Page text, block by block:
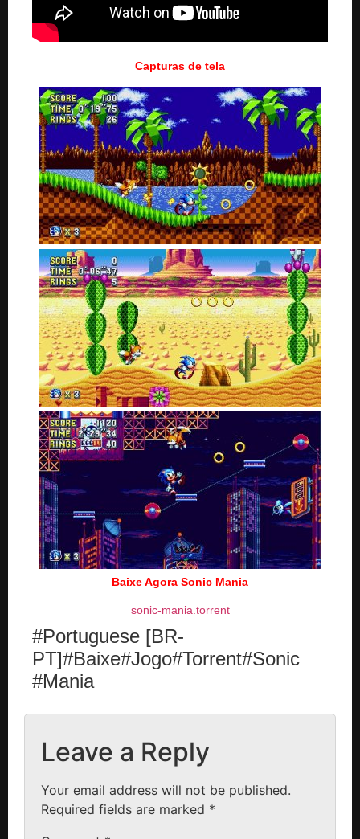
Capturas de tela
Baixe Agora Sonic Mania
sonic-mania.torrent
#Portuguese [BR-
PT]#Baixe#Jogo#Torrent#Sonic
#Mania
Leave a Reply
Your email address will not be published.
Required fields are marked *